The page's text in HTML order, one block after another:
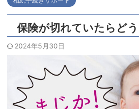
保険が切れていたらど
2024年5月30日